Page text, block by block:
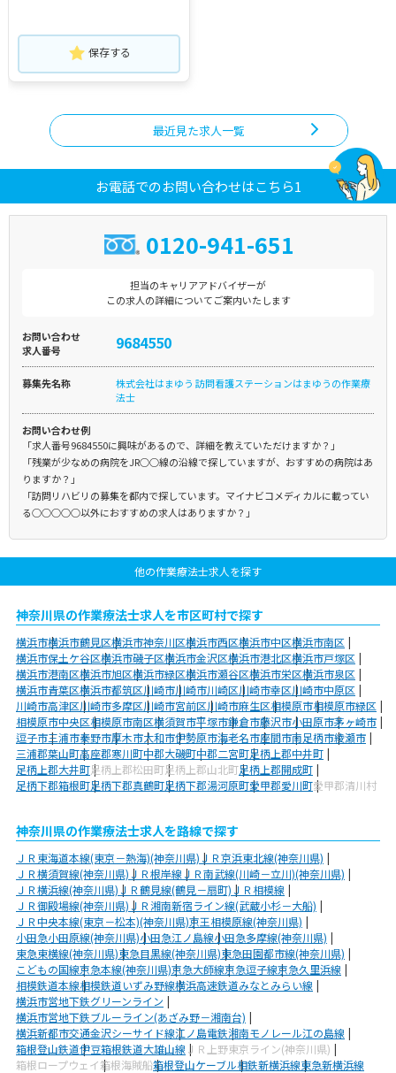
保存する
最近見た求人一覧
お電話でのお問い合わせはこちら1
0120-941-651
担当のキャリアアドバイザーが
この求人の詳細についてご案内いたします
お問い合わせ
求人番号
9684550
募集先名称
株式会社はまゆう 訪問看護ステーションはまゆうの作業療
法士
お問い合わせ例
「求人番号9684550に興味があるので、詳細を教えていただけますか？」
「残業が少なめの病院をJR○○線の沿線で探していますが、おすすめの病院はあ
りますか？」
「訪問リハビリの募集を都内で探しています。マイナビコメディカルに載ってい
る○○○○○以外におすすめの求人はありますか？」
他の作業療法士求人を探す
神奈川県の作業療法士求人を市区町村で探す
横浜市横浜市鶴見区横浜市神奈川区横浜市西区横浜市中区横浜市南区
横浜市保土ケ谷区横浜市磯子区横浜市金沢区横浜市港北区横浜市戸塚区
横浜市港南区横浜市旭区横浜市緑区横浜市瀬谷区横浜市栄区横浜市泉区
横浜市青葉区横浜市都筑区川崎市川崎市川崎区川崎市幸区川崎市中原区
川崎市高津区川崎市多摩区川崎市宮前区川崎市麻生区相模原市相模原市緑区
相模原市中央区相模原市南区横須賀市平塚市鎌倉市藤沢市小田原市茅ヶ崎市
逗子市三浦市秦野市厚木市大和市伊勢原市海老名市座間市南足柄市綾瀬市
三浦郡葉山町高座郡寒川町中郡大磯町中郡二宮町足柄上郡中井町
足柄上郡大井町足柄上郡松田町足柄上郡山北町足柄上郡開成町
足柄下郡箱根町足柄下郡真鶴町足柄下郡湯河原町愛甲郡愛川町愛甲郡清川村
神奈川県の作業療法士求人を路線で探す
ＪＲ東海道本線(東京－熱海)(神奈川県)ＪＲ京浜東北線(神奈川県)
ＪＲ横須賀線(神奈川県)ＪＲ根岸線ＪＲ南武線(川崎－立川)(神奈川県)
ＪＲ横浜線(神奈川県)ＪＲ鶴見線(鶴見－扇町)ＪＲ相模線
ＪＲ御殿場線(神奈川県)ＪＲ湘南新宿ライン線(武蔵小杉－大船)
ＪＲ中央本線(東京－松本)(神奈川県)京王相模原線(神奈川県)
小田急小田原線(神奈川県)小田急江ノ島線小田急多摩線(神奈川県)
東急東横線(神奈川県)東急目黒線(神奈川県)東急田園都市線(神奈川県)
こどもの国線京急本線(神奈川県)京急大師線京急逗子線京急久里浜線
相模鉄道本線相模鉄道いずみ野線横浜高速鉄道みなとみらい線
横浜市営地下鉄グリーンライン
横浜市営地下鉄ブルーライン(あざみ野－湘南台)
横浜新都市交通金沢シーサイド線江ノ島電鉄湘南モノレール江の島線
箱根登山鉄道伊豆箱根鉄道大雄山線 ＪＲ上野東京ライン(神奈川県)
箱根ロープウェイ箱根海賊船箱根登山ケーブル相鉄新横浜線東急新横浜線